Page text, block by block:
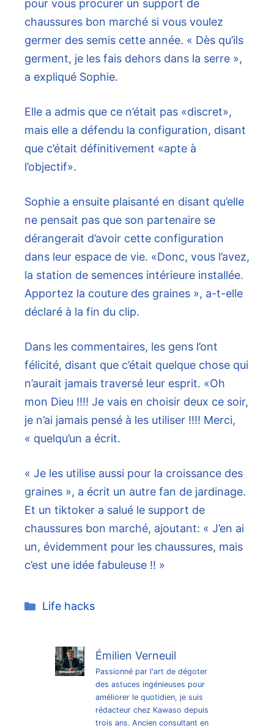
pour vous procurer un support de
chaussures bon marché si vous voulez
germer des semis cette année. « Dès qu’ils
germent, je les fais dehors dans la serre »,
a expliqué Sophie.
Elle a admis que ce n’était pas «discret»,
mais elle a défendu la configuration, disant
que c’était définitivement «apte à
l’objectif».
Sophie a ensuite plaisanté en disant qu’elle
ne pensait pas que son partenaire se
dérangerait d’avoir cette configuration
dans leur espace de vie. «Donc, vous l’avez,
la station de semences intérieure installée.
Apportez la couture des graines », a-t-elle
déclaré à la fin du clip.
Dans les commentaires, les gens l’ont
félicité, disant que c’était quelque chose qui
n’aurait jamais traversé leur esprit. «Oh
mon Dieu !!!! Je vais en choisir deux ce soir,
je n’ai jamais pensé à les utiliser !!!! Merci,
« quelqu’un a écrit.
« Je les utilise aussi pour la croissance des
graines », a écrit un autre fan de jardinage.
Et un tiktoker a salué le support de
chaussures bon marché, ajoutant: « J’en ai
un, évidemment pour les chaussures, mais
c’est une idée fabuleuse !! »
Catégories
Life hacks
Émilien Verneuil
Passionné par l'art de dégoter
des astuces ingénieuses pour
améliorer le quotidien, je suis
rédacteur chez Kawaso depuis
trois ans. Ancien consultant en